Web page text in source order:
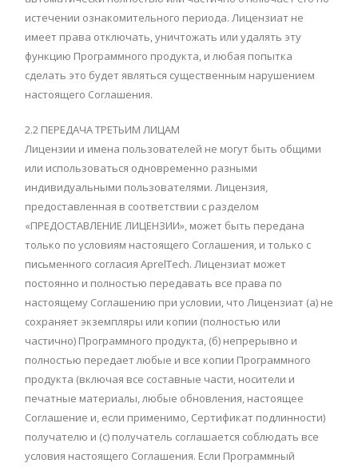
истечении ознакомительного периода. Лицензиат не
имеет права отключать, уничтожать или удалять эту
функцию Программного продукта, и любая попытка
сделать это будет являться существенным нарушением
настоящего Соглашения.
2.2 ПЕРЕДАЧА ТРЕТЬИМ ЛИЦАМ
Лицензии и имена пользователей не могут быть общими
или использоваться одновременно разными
индивидуальными пользователями. Лицензия,
предоставленная в соответствии с разделом
«ПРЕДОСТАВЛЕНИЕ ЛИЦЕНЗИИ», может быть передана
только по условиям настоящего Соглашения, и только с
письменного согласия AprelTech. Лицензиат может
постоянно и полностью передавать все права по
настоящему Соглашению при условии, что Лицензиат (а) не
сохраняет экземпляры или копии (полностью или
частично) Программного продукта, (б) непрерывно и
полностью передает любые и все копии Программного
продукта (включая все составные части, носители и
печатные материалы, любые обновления, настоящее
Соглашение и, если применимо, Сертификат подлинности)
получателю и (c) получатель соглашается соблюдать все
условия настоящего Соглашения. Если Программный